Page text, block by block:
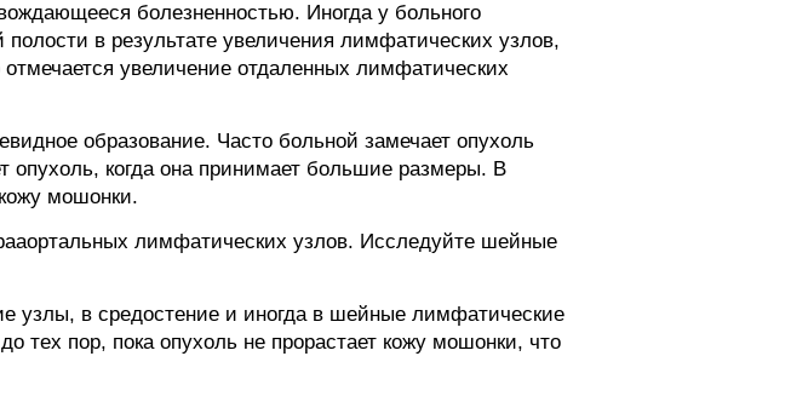
болезненностью. Иногда у больного
в результате увеличения лимфатических узлов,
увеличение отдаленных лимфатических
образование. Часто больной замечает опухоль
опухоль, когда она принимает большие размеры. В
мошонки.
лимфатических узлов. Исследуйте шейные
узлы, в средостение и иногда в шейные лимфатические
тех пор, пока опухоль не прорастает кожу мошонки, что